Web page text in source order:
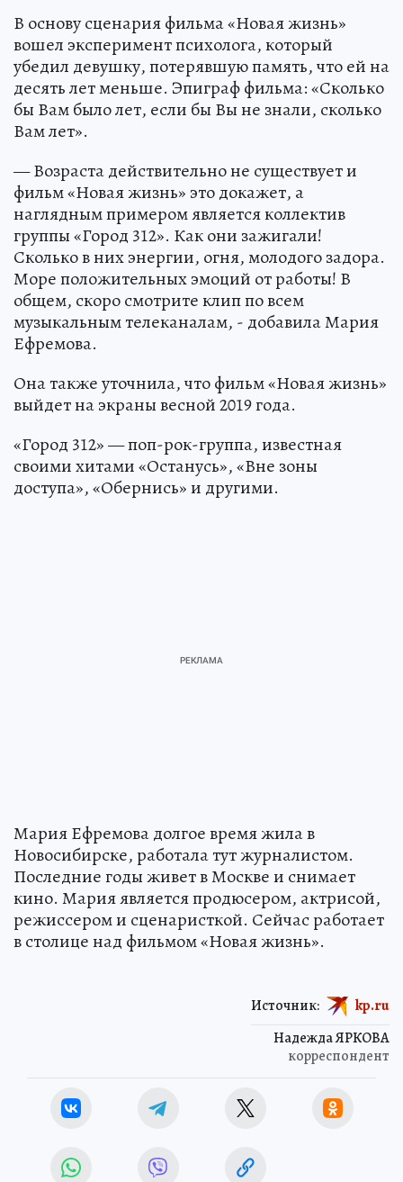
В основу сценария фильма «Новая жизнь»
вошел эксперимент психолога, который
убедил девушку, потерявшую память, что ей на
десять лет меньше. Эпиграф фильма: «Сколько
бы Вам было лет, если бы Вы не знали, сколько
Вам лет».
— Возраста действительно не существует и
фильм «Новая жизнь» это докажет, а
наглядным примером является коллектив
группы «Город 312». Как они зажигали!
Сколько в них энергии, огня, молодого задора.
Море положительных эмоций от работы! В
общем, скоро смотрите клип по всем
музыкальным телеканалам, - добавила Мария
Ефремова.
Она также уточнила, что фильм «Новая жизнь»
выйдет на экраны весной 2019 года.
«Город 312» — поп-рок-группа, известная
своими хитами «Останусь», «Вне зоны
доступа», «Обернись» и другими.
Мария Ефремова долгое время жила в
Новосибирске, работала тут журналистом.
Последние годы живет в Москве и снимает
кино. Мария является продюсером, актрисой,
режиссером и сценаристкой. Сейчас работает
в столице над фильмом «Новая жизнь».
Надежда ЯРКОВА
корреспондент
Источник: kp.ru